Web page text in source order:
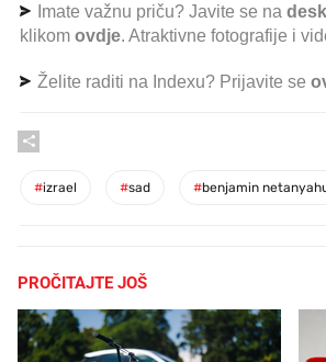
Imate važnu priču? Javite se na
klikom ovdje. Atraktivne fotografije i
Želite raditi na Indexu? Prijavite se
#izrael #sad #benjamin
PROČITAJTE JOŠ